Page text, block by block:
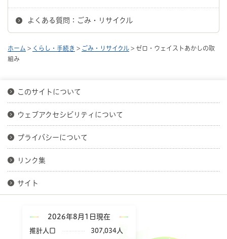
よくある質問：ごみ・リサイクル
ホーム > くらし・手続き > ごみ・リサイクル > ゼロ・ウェイストあかしの取
組み
このサイトについて
ウェブアクセシビリティについて
プライバシーについて
リンク集
サイト
2026年8月1日現在
推計人口
307,034人